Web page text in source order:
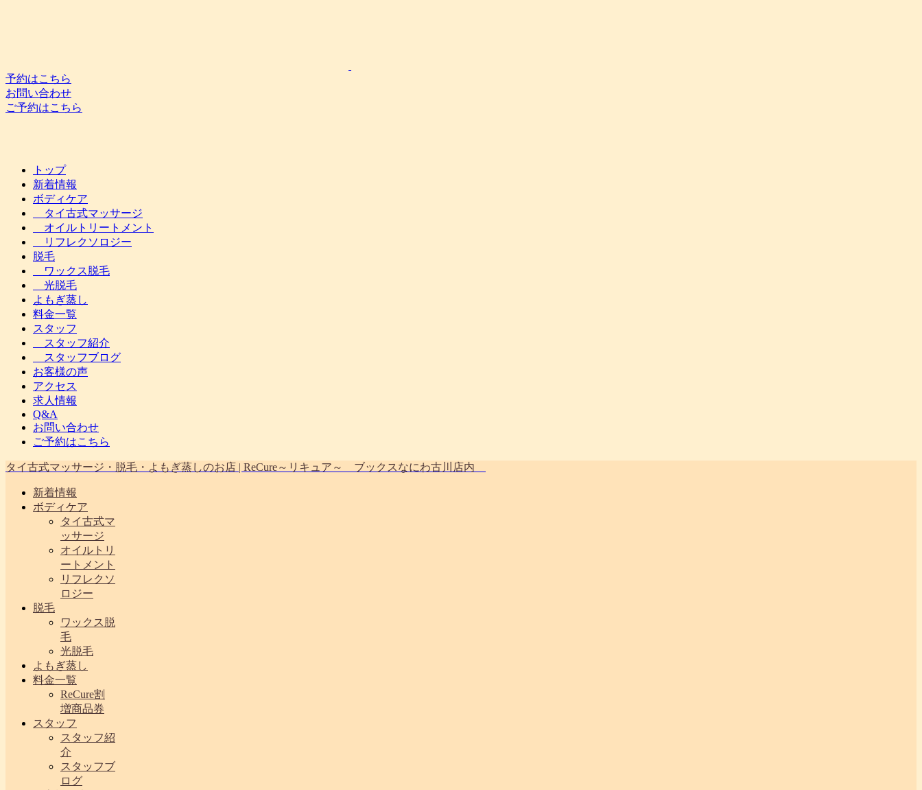
予約はこちら
お問い合わせ
ご予約はこちら
トップ
新着情報
ボディケア
タイ古式マッサージ
オイルトリートメント
リフレクソロジー
脱毛
ワックス脱毛
光脱毛
よもぎ蒸し
料金一覧
スタッフ
スタッフ紹介
スタッフブログ
お客様の声
アクセス
求人情報
Q&A
お問い合わせ
ご予約はこちら
タイ古式マッサージ・脱毛・よもぎ蒸しのお店 | ReCure～リキュア～ ブックスなにわ古川店内
新着情報
ボディケア
タイ古式マ
ッサージ
オイルトリ
ートメント
リフレクソ
ロジー
脱毛
ワックス脱
毛
光脱毛
よもぎ蒸し
料金一覧
ReCure割
増商品券
スタッフ
スタッフ紹
介
スタッフブ
ログ